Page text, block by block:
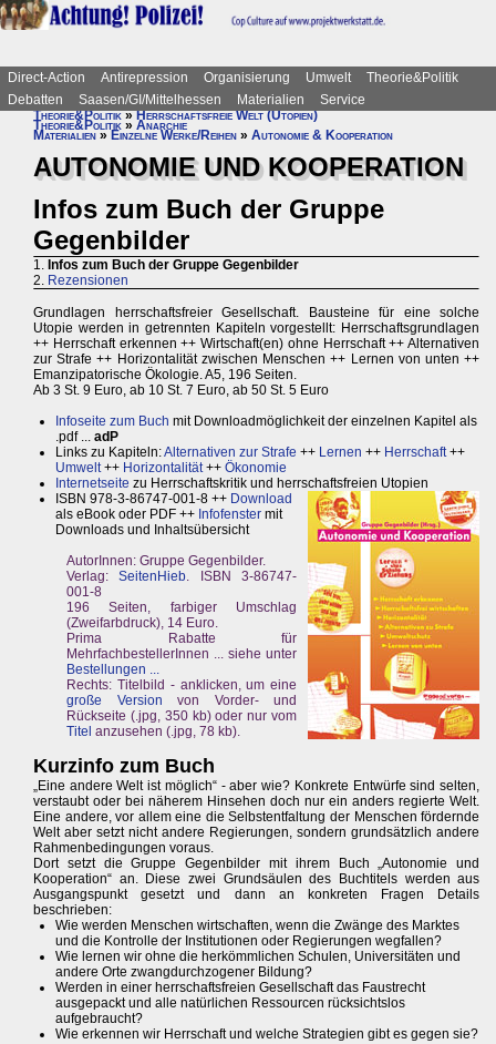
Direct-Action Antirepression Organisierung Umwelt
Theorie&Politik
Debatten
Saasen/GI/Mittelhessen Materialien
Service
Theorie&Politik»Herrschaftsfreie Welt (Utopien)
Theorie&Politik » Anarchie
Materialien » Einzelne Werke/Reihen » Autonomie & Kooperation
AUTONOMIE UND KOOPERATION
Infos zum Buch der Gruppe
Gegenbilder
1. Infos zum Buch der Gruppe Gegenbilder
2. Rezensionen
Grundlagen herrschaftsfreier Gesellschaft. Bausteine für eine solche
Utopie werden in getrennten Kapiteln vorgestellt: Herrschaftsgrundlagen
++ Herrschaft erkennen ++ Wirtschaft(en) ohne Herrschaft ++ Alternativen
zur Strafe ++ Horizontalität zwischen Menschen ++ Lernen von unten ++
Emanzipatorische Ökologie. A5, 196 Seiten.
Ab 3 St. 9 Euro, ab 10 St. 7 Euro, ab 50 St. 5 Euro
Infoseite zum Buch mit Downloadmöglichkeit der einzelnen Kapitel als
.pdf ... adP
Links zu Kapiteln:Alternativen zur Strafe ++ Lernen ++ Herrschaft++
Umwelt++ Horizontalität++ Ökonomie
Internetseite zu Herrschaftskritik und herrschaftsfreien Utopien
ISBN 978-3-86747-001-8 ++ Download
als eBook oder PDF ++ Infofenster mit
Downloads und Inhaltsübersicht
AutorInnen: Gruppe Gegenbilder.
Verlag:SeitenHieb. ISBN 3-86747-
001-8
196 Seiten, farbiger Umschlag
(Zweifarbdruck), 14 Euro.
Prima Rabatte für
MehrfachbestellerInnen ... siehe unter
Bestellungen ...
Rechts: Titelbild - anklicken, um eine
große Version von Vorder- und
Rückseite (.jpg, 350 kb) oder nur vom
Titel anzusehen (.jpg, 78 kb).
Kurzinfo zum Buch
„Eine andere Welt ist möglich“ - aber wie? Konkrete Entwürfe sind selten,
verstaubt oder bei näherem Hinsehen doch nur ein anders regierte Welt.
Eine andere, vor allem eine die Selbstentfaltung der Menschen fördernde
Welt aber setzt nicht andere Regierungen, sondern grundsätzlich andere
Rahmenbedingungen voraus.
Dort setzt die Gruppe Gegenbilder mit ihrem Buch „Autonomie und
Kooperation“ an. Diese zwei Grundsäulen des Buchtitels werden aus
Ausgangspunkt gesetzt und dann an konkreten Fragen Details
beschrieben:
Wie werden Menschen wirtschaften, wenn die Zwänge des Marktes
und die Kontrolle der Institutionen oder Regierungen wegfallen?
Wie lernen wir ohne die herkömmlichen Schulen, Universitäten und
andere Orte zwangdurchzogener Bildung?
Werden in einer herrschaftsfreien Gesellschaft das Faustrecht
ausgepackt und alle natürlichen Ressourcen rücksichtslos
aufgebraucht?
Wie erkennen wir Herrschaft und welche Strategien gibt es gegen sie?